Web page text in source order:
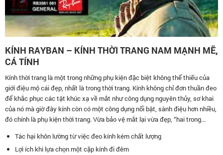
KÍNH RAYBAN – KÍNH THỜI TRANG NAM MẠNH MẼ,
CÁ TÍNH
Kính thời trang là một trong những phụ kiện đặc biệt không thể thiếu của
giới điệu mộ cái đẹp, nhất là trong thời trang. Kính không chỉ đơn thuần đeo
để khắc phục các tật khúc xạ về mắt như công dụng nguyên thủy, sơ khai
của nó mà giờ đây kính còn có một công dụng nổi bật, sành điệu hơn nhiều,
đó chính là phụ kiện thời trang. Vừa bảo vệ mắt lại vừa đẹp, “hai trong...
Tác hại khôn lường từ việc đeo kính kém chất lượng
Lợi ích khi lựa chọn một cặp kính đi đêm